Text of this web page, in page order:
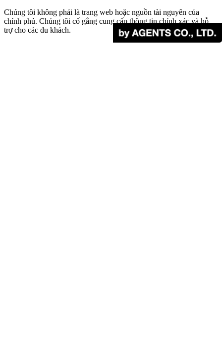
Chúng tôi không phải là trang web hoặc nguồn tài nguyên của
chính phủ. Chúng tôi cố gắng cung cấp thông tin chính xác và hỗ
trợ cho các du khách.